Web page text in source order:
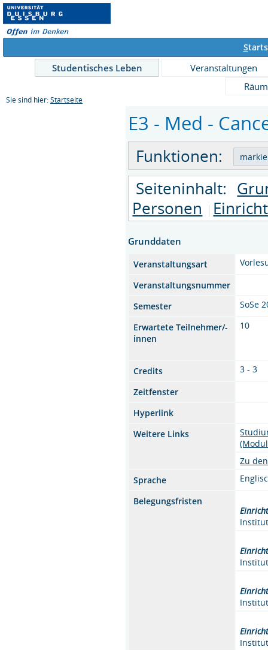
S
Studentisches Leben
Veranstaltungen
Sie sind hier: Startseite
E3 - Med -
Funktionen:
Seiteninhalt:
Personen
Grunddaten
Veranstaltungsart
Veranstaltungsnummer
Semester
SoSe
Erwartete Teilnehmer/-
innen
10
Credits
3 - 3
Zeitfenster
Hyperlink
Weitere Links
Zu
Sprache
Belegungsfristen